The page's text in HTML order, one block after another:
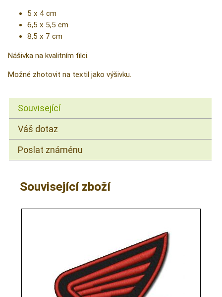
5 x 4 cm
6,5 x 5,5 cm
8,5 x 7 cm
Nášivka na kvalitním filci.
Možné zhotovit na textil jako výšivku.
Související
Váš dotaz
Poslat známénu
Související zboží